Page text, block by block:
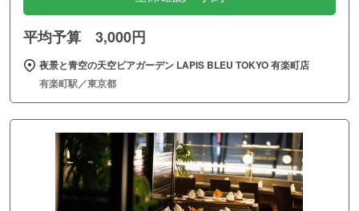
平均予算 3,000円
夜景と青空の天空ビアガーデン LAPIS BLEU TOKYO 有楽町店
有楽町駅／東京都